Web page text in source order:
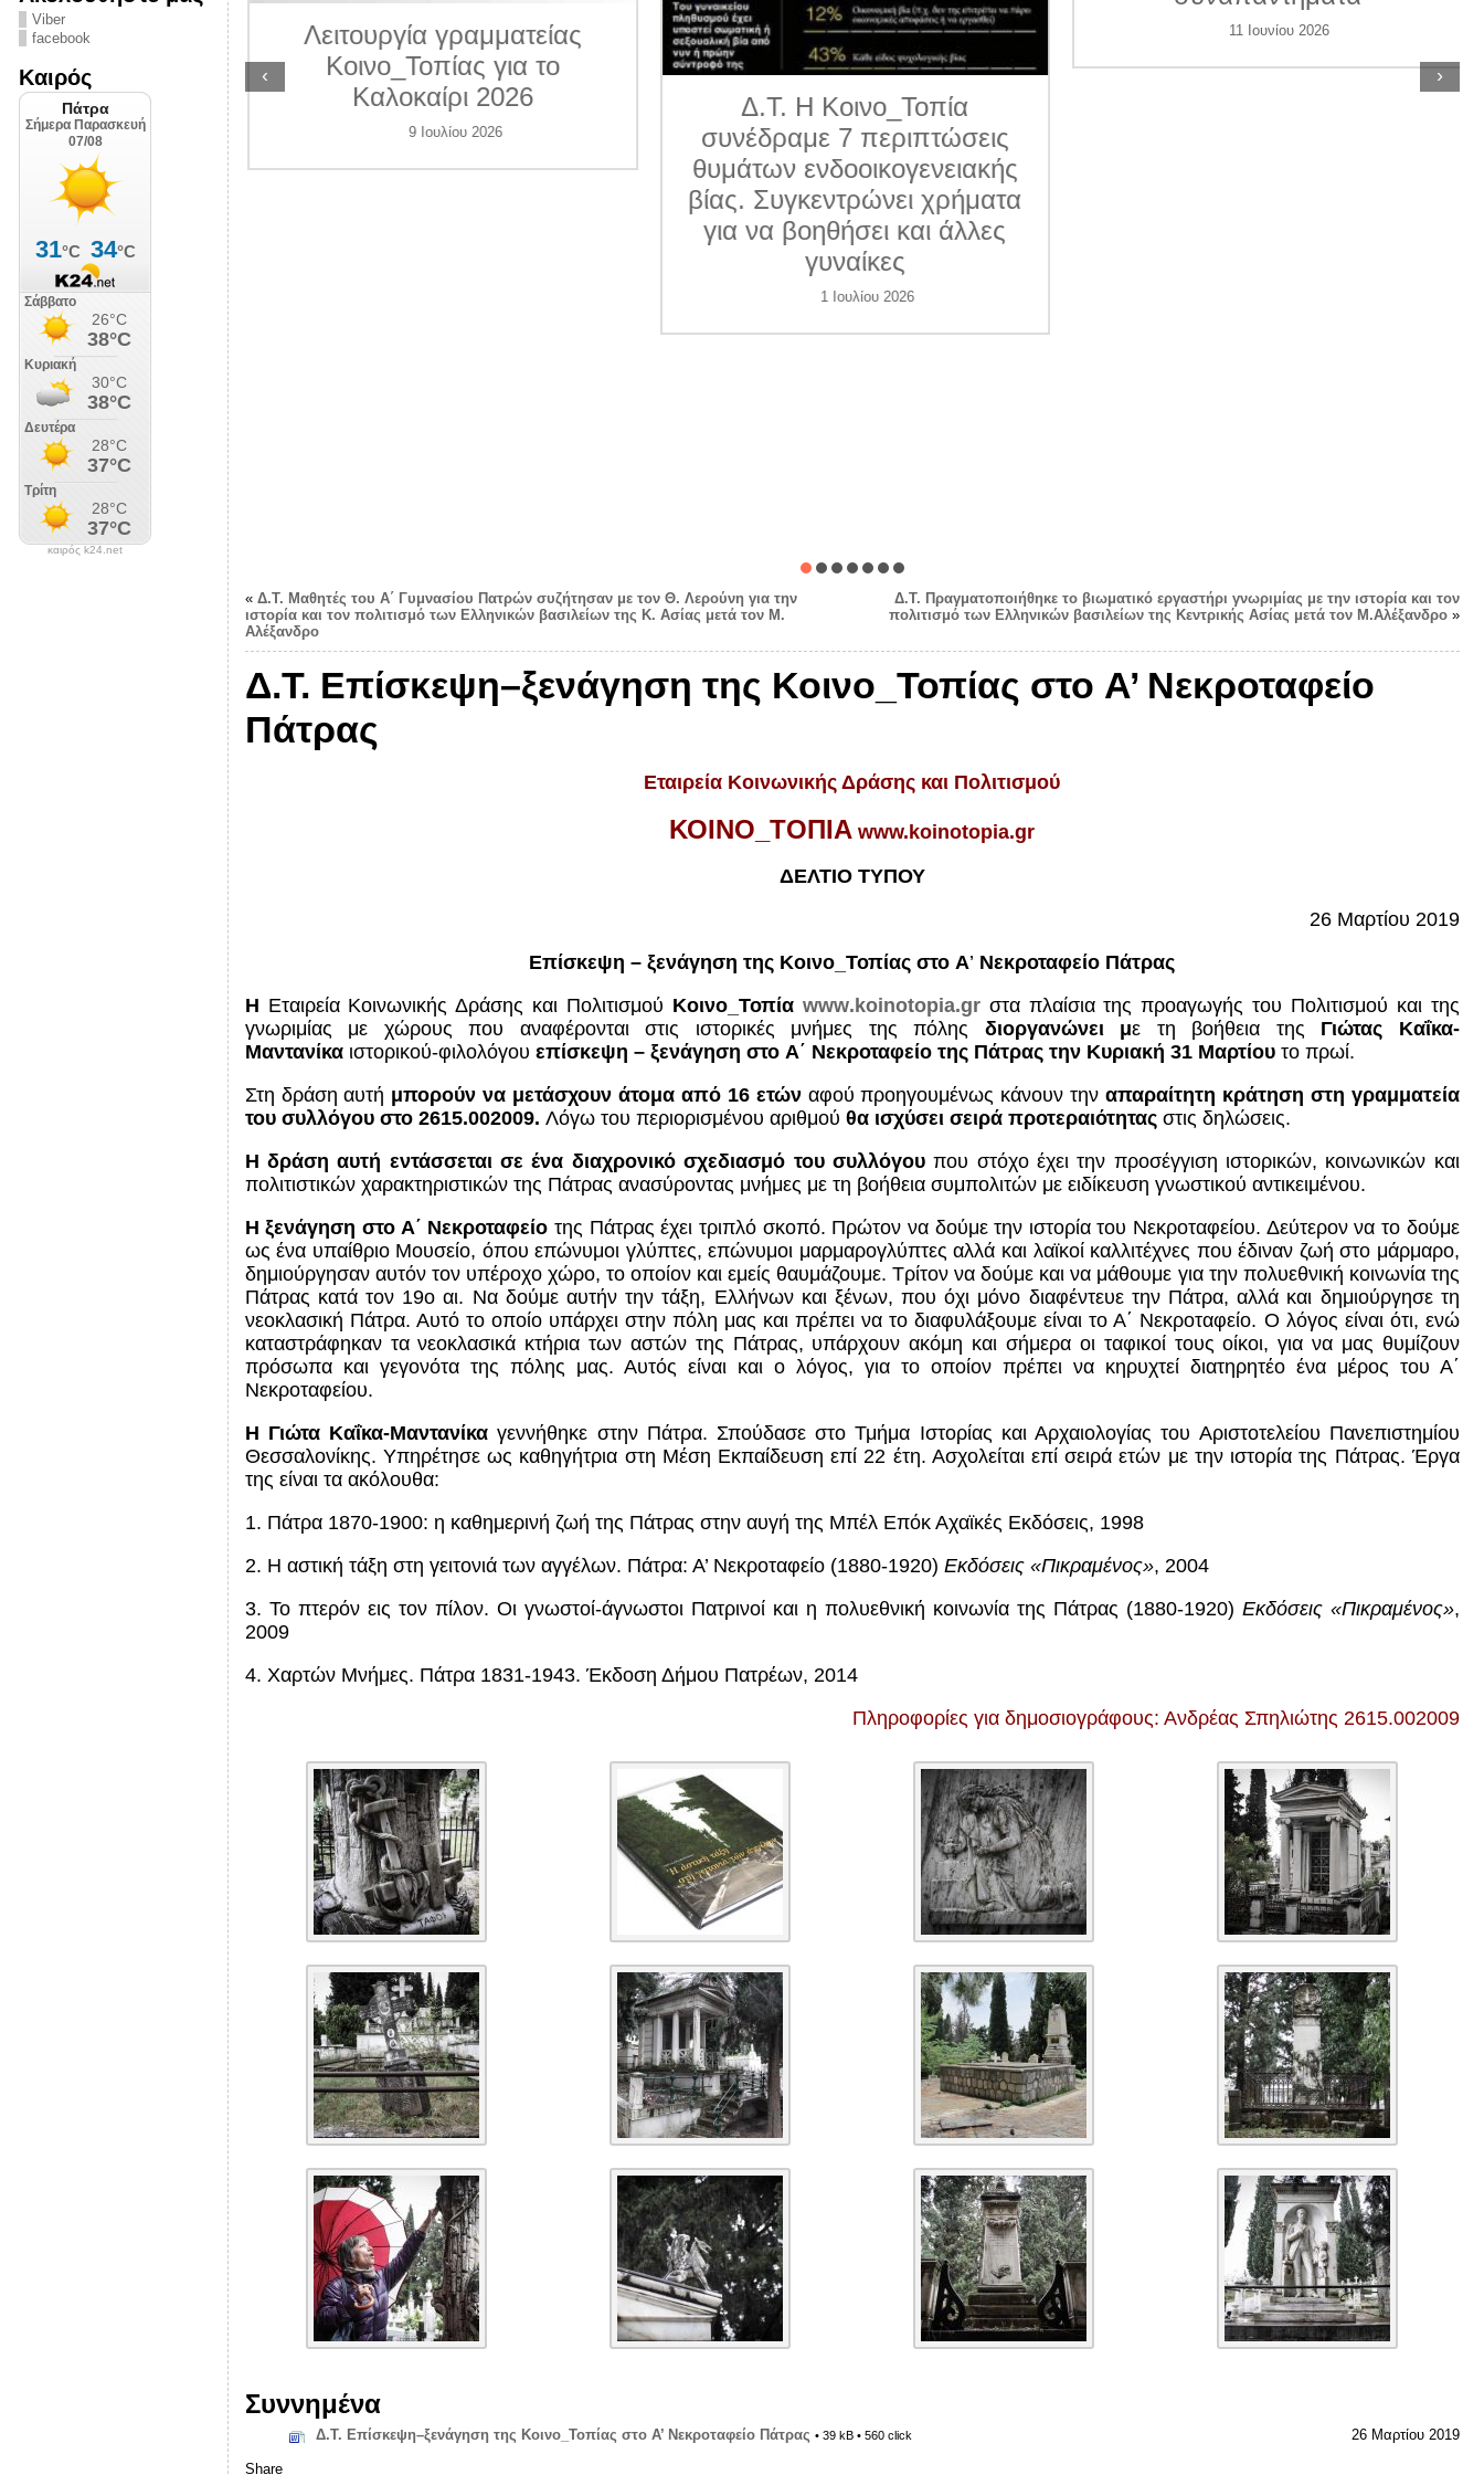
Viber
facebook
Καιρός
καιρός k24.net
Ιουλίου 2026
Λειτουργία γραμματείας
Κοινο_Τοπίας για το
Καλοκαίρι 2026
9 Ιουλίου 2026
Δ.Τ. Η Κοινο_Τοπία
συνέδραμε 7 περιπτώσεις
θυμάτων ενδοοικογενειακής
βίας. Συγκεντρώνει χρήματα
για να βοηθήσει και άλλες
γυναίκες
1 Ιουλίου 2026
11 Ιουνίου 2026
‹ ›
« Δ.Τ. Μαθητές του Α΄ Γυμνασίου Πατρών συζήτησαν με τον Θ. Λερούνη για την
ιστορία και τον πολιτισμό των Ελληνικών βασιλείων της Κ. Ασίας μετά τον Μ.
Αλέξανδρο
Δ.Τ. Πραγματοποιήθηκε το βιωματικό εργαστήρι γνωριμίας με την ιστορία και τον
πολιτισμό των Ελληνικών βασιλείων της Κεντρικής Ασίας μετά τον Μ.Αλέξανδρο»
Δ.Τ. Επίσκεψη–ξενάγηση της Κοινο_Τοπίας στο A’ Νεκροταφείο
Πάτρας
Εταιρεία Κοινωνικής Δράσης και Πολιτισμού
ΚΟΙΝΟ_ΤΟΠΙΑ www.koinotopia.gr
ΔΕΛΤΙΟ ΤΥΠΟΥ
26 Μαρτίου 2019
Επίσκεψη – ξενάγηση της Κοινο_Τοπίας στοA’ Νεκροταφείο Πάτρας
Η Εταιρεία Κοινωνικής Δράσης και Πολιτισμού Κοινο_Τοπία www. koinotopia.gr στα πλαίσια της προαγωγής του Πολιτισμού και της
γνωριμίας με χώρους που αναφέρονται στις ιστορικές μνήμες της πόλης διοργανώνει με τη βοήθεια της Γιώτας Καΐκα-
Μαντανίκα ιστορικού-φιλολόγου επίσκεψη – ξενάγηση στο Α΄ Νεκροταφείο της Πάτρας την Κυριακή 31 Μαρτίου το πρωί.
Στη δράση αυτή μπορούν να μετάσχουν άτομα από 16 ετώναφού προηγουμένως κάνουν τηναπαραίτητη κράτηση στη γραμματεία
του συλλόγου στο 2615.002009. Λόγω του περιορισμένου αριθμού θα ισχύσει σειρά προτεραιότηταςστις δηλώσεις.
Η δράση αυτή εντάσσεται σε ένα διαχρονικό σχεδιασμό του συλλόγουπου στόχο έχει την προσέγγιση ιστορικών, κοινωνικών και
πολιτιστικών χαρακτηριστικών της Πάτρας ανασύροντας μνήμες με τη βοήθεια συμπολιτών με ειδίκευση γνωστικού αντικειμένου.
Η ξενάγηση στο Α΄ Νεκροταφείο της Πάτρας έχει τριπλό σκοπό. Πρώτον να δούμε την ιστορία του Νεκροταφείου. Δεύτερον να το δούμε
ως ένα υπαίθριο Μουσείο, όπου επώνυμοι γλύπτες, επώνυμοι μαρμαρογλύπτες αλλά και λαϊκοί καλλιτέχνες που έδιναν ζωή στο μάρμαρο,
δημιούργησαν αυτόν τον υπέροχο χώρο, το οποίον και εμείς θαυμάζουμε. Τρίτον να δούμε και να μάθουμε για την πολυεθνική κοινωνία της
Πάτρας κατά τον 19ο αι. Να δούμε αυτήν την τάξη, Ελλήνων και ξένων, που όχι μόνο διαφέντευε την Πάτρα, αλλά και δημιούργησε τη
νεοκλασική Πάτρα. Αυτό το οποίο υπάρχει στην πόλη μας και πρέπει να το διαφυλάξουμε είναι το Α΄ Νεκροταφείο. Ο λόγος είναι ότι, ενώ
καταστράφηκαν τα νεοκλασικά κτήριατων αστών της Πάτρας, υπάρχουν ακόμη και σήμερα οι ταφικοί τους οίκοι, για να μας θυμίζουν
πρόσωπα και γεγονότα της πόλης μας. Αυτός είναι και ο λόγος, για το οποίον πρέπει να κηρυχτεί διατηρητέο ένα μέρος του Α΄
Νεκροταφείου.
Η Γιώτα Καΐκα-Μαντανίκα γεννήθηκε στην Πάτρα. Σπούδασε στο Τμήμα Ιστορίας και Αρχαιολογίας του Αριστοτελείου Πανεπιστημίου
Θεσσαλονίκης. Υπηρέτησε ως καθηγήτρια στη Μέση Εκπαίδευση επί 22 έτη. Ασχολείται επί σειρά ετών με την ιστορία της Πάτρας. Έργα
της είναι τα ακόλουθα:
1. Πάτρα 1870-1900: η καθημερινή ζωή της Πάτρας στην αυγή της Μπέλ Επόκ Αχαϊκές Εκδόσεις, 1998
2. Η αστική τάξη στη γειτονιά των αγγέλων. Πάτρα: Α’ Νεκροταφείο (1880-1920) Εκδόσεις «Πικραμένος», 2004
3. Το πτερόν εις τον πίλον. Οι γνωστοί-άγνωστοι Πατρινοί και η πολυεθνική κοινωνία της Πάτρας (1880-1920) Εκδόσεις «Πικραμένος»,
2009
4. Χαρτών Μνήμες. Πάτρα 1831-1943. Έκδοση Δήμου Πατρέων, 2014
Πληροφορίες για δημοσιογράφους: Ανδρέας Σπηλιώτης 2615.002009
Συννημένα
Δ.Τ. Επίσκεψη–ξενάγηση της Κοινο_Τοπίας στο A’ Νεκροταφείο Πάτρας • 39 kB • 560 click 26 Μαρτίου 2019
Share